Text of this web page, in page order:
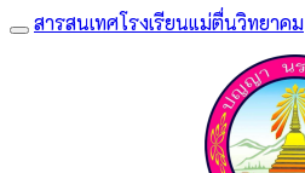
Toggle
สารสนเทศโรงเรียนแม่ตื่นวิทยาคม